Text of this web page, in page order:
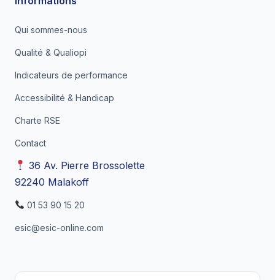
Qui sommes-nous
Qualité & Qualiopi
Indicateurs de performance
Accessibilité & Handicap
Charte RSE
Contact
36 Av. Pierre Brossolette
92240 Malakoff
01 53 90 15 20
esic@esic-online.com